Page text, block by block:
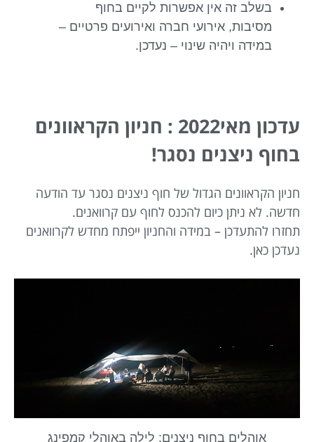
בשלב זה אין אפשרות לקיים בחוף
מסיבות, אירועי חברה ואירועים פרטיים –
במידה ויהיה שינוי – נעדכן.
עדכון מאי2022 : חניון הקראוונים
בחוף ניצנים נסגר!
חניון הקראוונים הגדול של חוף ניצנים נסגר עד הודעה
חדשה. לא ניתן כיום להכנס לחוף עם קרוואנים.
תחזרו להתעדכן – במידה והחניון ייפתח מחדש לקרוואנים
נעדכן כאן.
אוהלים בחוף ניצנים: לילה באוהלי קמפינג